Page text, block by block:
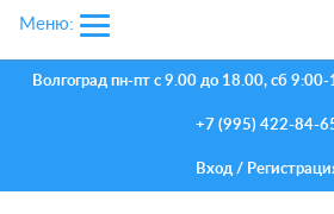
Волгоград пн-пт с 9.00 до 18.00, сб
+7 (995) 422-84-
Вход/
Меню: